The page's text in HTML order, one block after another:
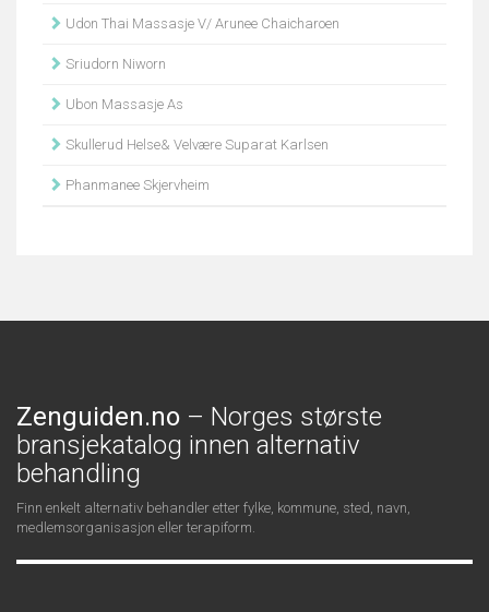
Udon Thai Massasje V/ Arunee Chaicharoen
Sriudorn Niworn
Ubon Massasje As
Skullerud Helse& Velvære Suparat Karlsen
Phanmanee Skjervheim
Zenguiden.no – Norges største
bransjekatalog innen alternativ
behandling
Finn enkelt alternativ behandler etter fylke, kommune, sted, navn,
medlemsorganisasjon eller terapiform.